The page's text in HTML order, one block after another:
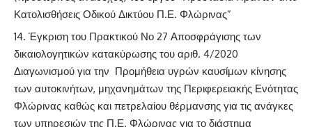
Κατολισθήσεις Οδικού Δικτύου Π.Ε. Φλώρινας”
Έγκριση του Πρακτικού Νο 27 Αποσφράγισης των
δικαιολογητικών κατακύρωσης του αριθ. 4/2020
Διαγωνισμού για την Προμήθεια υγρών καυσίμων κίνησης
των αυτοκινήτων, μηχανημάτων της Περιφερειακής Ενότητας
Φλώρινας καθώς και πετρελαίου θέρμανσης για τις ανάγκες
των υπηρεσιών της Π.Ε. Φλώρινας για το διάστημα